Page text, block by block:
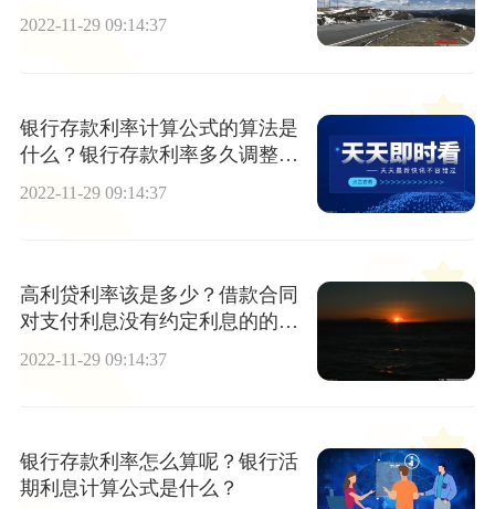
2022-11-29 09:14:37
银行存款利率计算公式的算法是
什么？银行存款利率多久调整一
2022-11-29 09:14:37
高利贷利率该是多少？借款合同
对支付利息没有约定利息的的怎
2022-11-29 09:14:37
银行存款利率怎么算呢？银行活
期利息计算公式是什么？